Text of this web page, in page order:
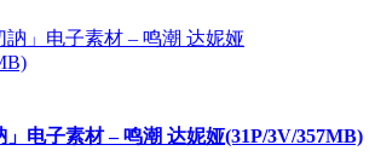
」电子素材 – 鸣潮 达妮娅(31P/3V/357MB)